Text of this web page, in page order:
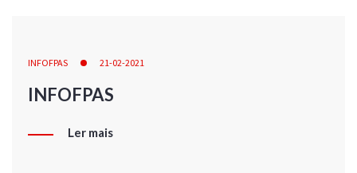
INFOFPAS 21-02-2021
INFOFPAS
Ler mais